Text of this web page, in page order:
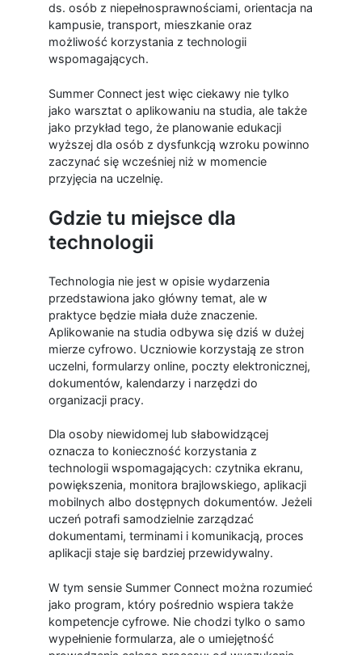
ds. osób z niepełnosprawnościami, orientacja na
kampusie, transport, mieszkanie oraz
możliwość korzystania z technologii
wspomagających.
Summer Connect jest więc ciekawy nie tylko
jako warsztat o aplikowaniu na studia, ale także
jako przykład tego, że planowanie edukacji
wyższej dla osób z dysfunkcją wzroku powinno
zaczynać się wcześniej niż w momencie
przyjęcia na uczelnię.
Gdzie tu miejsce dla
technologii
Technologia nie jest w opisie wydarzenia
przedstawiona jako główny temat, ale w
praktyce będzie miała duże znaczenie.
Aplikowanie na studia odbywa się dziś w dużej
mierze cyfrowo. Uczniowie korzystają ze stron
uczelni, formularzy online, poczty elektronicznej,
dokumentów, kalendarzy i narzędzi do
organizacji pracy.
Dla osoby niewidomej lub słabowidzącej
oznacza to konieczność korzystania z
technologii wspomagających: czytnika ekranu,
powiększenia, monitora brajlowskiego, aplikacji
mobilnych albo dostępnych dokumentów. Jeżeli
uczeń potrafi samodzielnie zarządzać
dokumentami, terminami i komunikacją, proces
aplikacji staje się bardziej przewidywalny.
W tym sensie Summer Connect można rozumieć
jako program, który pośrednio wspiera także
kompetencje cyfrowe. Nie chodzi tylko o samo
wypełnienie formularza, ale o umiejętność